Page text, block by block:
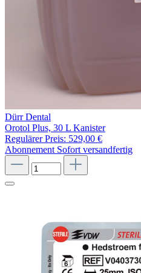
Dürr Dental
Orotol Plus, 30 L Kanister
Regulärer Preis: 529,00 €
Abonnement Sofort versandfertig